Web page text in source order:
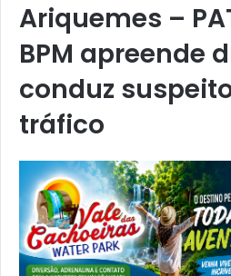
Ariquemes –
BPM apreende
conduz
tráfico